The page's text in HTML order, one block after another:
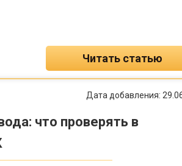
Читать статью
Дата добавления:
что проверять в